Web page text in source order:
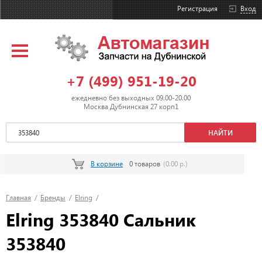
Вход
Регистрация
+7 (499) 951-19-20
ежедневно без выходных 09.00-20.00
Москва Дубнинская 27 корп1
В корзине 0 товаров (0.00 р.)
Главная / Бренды / Elring /
Elring 353840 Сальник
353840